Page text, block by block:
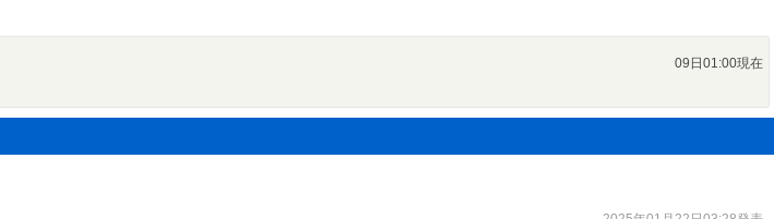
09日01:00現在